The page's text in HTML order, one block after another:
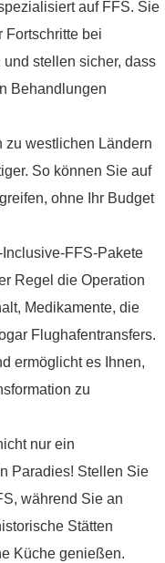
auf FFS. Sie
Fortschritte bei
stellen sicher, dass
Behandlungen
zu westlichen Ländern
So können Sie auf
ohne Ihr Budget
Inclusive-FFS-Pakete
Regel die Operation
Medikamente, die
Flughafentransfers.
ermöglicht es Ihnen,
zu
nur ein
Paradies! Stellen Sie
während Sie an
Stätten
Küche genießen.